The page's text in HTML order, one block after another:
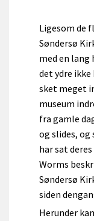
Ligesom de
Søndersø
med en lang
det ydre ikke
sket meget
museum
fra gamle
og slides,
har sat
Worms
Søndersø
siden
Herunder